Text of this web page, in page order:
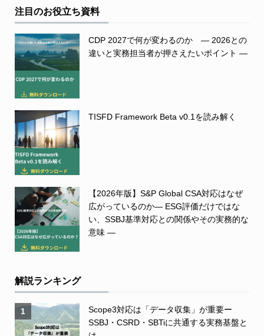
注目のお役立ち資料
CDP 2027で何が変わるのか ― 2026との
違いと実務担当者が押さえたいポイント ―
TISFD Framework Beta v0.1を読み解く
【2026年版】S&P Global CSA対応はなぜ
広がっているのか― ESG評価だけではな
い、SSBJ基準対応との関係やその実務的な
意味 ―
解説ランキング
1
Scope3対応は「データ収集」が重要ー
SSBJ・CSRD・SBTiに共通する実務基盤と